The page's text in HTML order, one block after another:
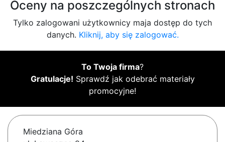
Oceny na poszczególnych stronach
Tylko zalogowani użytkownicy maja dostęp do tych
danych. Kliknij, aby się zalogować.
To Twoja firma?
Gratulacje! Sprawdź jak odebrać materiały
promocyjne!
Miedziana Góra